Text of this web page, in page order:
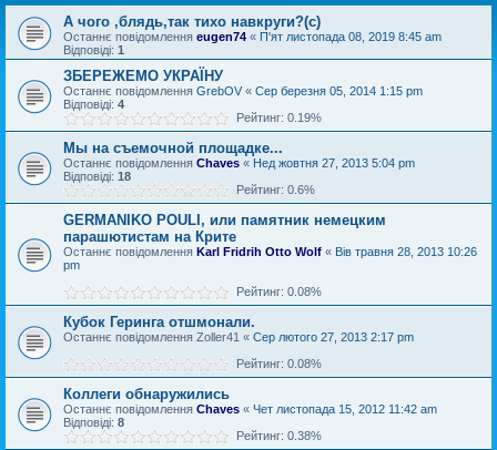
А чого ,блядь,так тихо навкруги?(с)
Останнє повідомлення eugen74 « П'ят листопада 08, 2019 8:45 am
Відповіді: 1
ЗБЕРЕЖЕМО УКРАЇНУ
Останнє повідомлення GrebOV « Сер березня 05, 2014 1:15 pm
Відповіді: 4
Рейтинг: 0.19%
Мы на съемочной площадке...
Останнє повідомлення Chaves « Нед жовтня 27, 2013 5:04 pm
Відповіді: 18
Рейтинг: 0.6%
GERMANIKO POULI, или памятник немецким
парашютистам на Крите
Останнє повідомлення Karl Fridrih Otto Wolf « Вів травня 28, 2013 10:26
pm
Рейтинг: 0.08%
Кубок Геринга отшмонали.
Останнє повідомлення Zoller41 « Сер лютого 27, 2013 2:17 pm
Рейтинг: 0.08%
Коллеги обнаружились
Останнє повідомлення Chaves « Чет листопада 15, 2012 11:42 am
Відповіді: 8
Рейтинг: 0.38%